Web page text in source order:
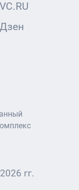
VC.RU
Дзен
гг.